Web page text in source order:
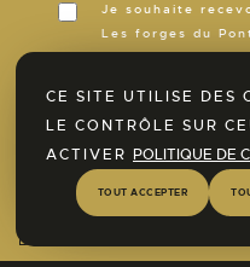
Je souhaite
Les forges du
ces informations
Découvrez dès à
CE SITE UTILISE DES
LE CONTRÔLE SUR
ACTIVER POLITIQUE DE
TOUT ACCEPTER